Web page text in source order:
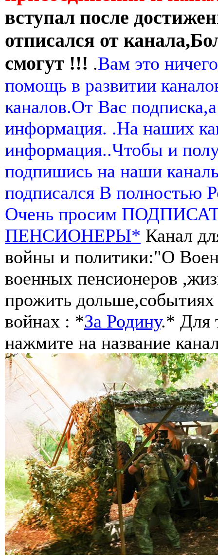
вступал после
отписался от
смогут !!! .Вам это
помощь в развитии
каналов.От Вас
информация. .На наших
информация..Чтобы и
подпишись на наши
подписался В полностью
Очень просим
ПЕНСИОНЕРЫ* Канал
войны и политики:"О
военных пенсионеров
прожить
войнах : *За Родину.* Для
нажмите на название